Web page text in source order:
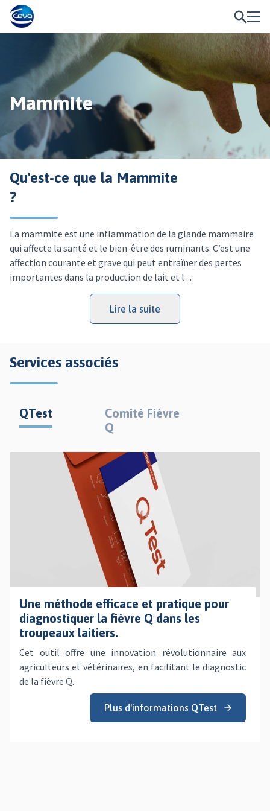
Mammite
Qu'est-ce que la Mammite
?
La mammite est une inflammation de la glande mammaire
qui affecte la santé et le bien-être des ruminants. C’est une
affection courante et grave qui peut entraîner des pertes
importantes dans la production de lait et l ...
Lire la suite
Services associés
QTest
Comité Fièvre
Q
Une méthode efficace et pratique pour
diagnostiquer la fièvre Q dans les
troupeaux laitiers.
Cet outil offre une innovation révolutionnaire aux
agriculteurs et vétérinaires, en facilitant le diagnostic
de la fièvre Q.
Plus d'informations QTest